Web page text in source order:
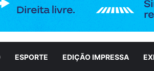
ESPORTE EDIÇÃO IMPRESSA